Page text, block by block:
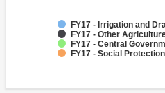
FY17 - Irrigation and
FY17 - Other
FY17 - Central
FY17 - Social Protection